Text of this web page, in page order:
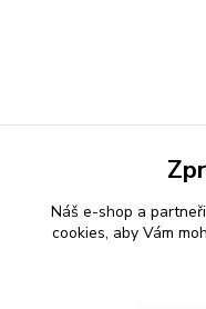
Náš e-shop a
cookies, aby Vám